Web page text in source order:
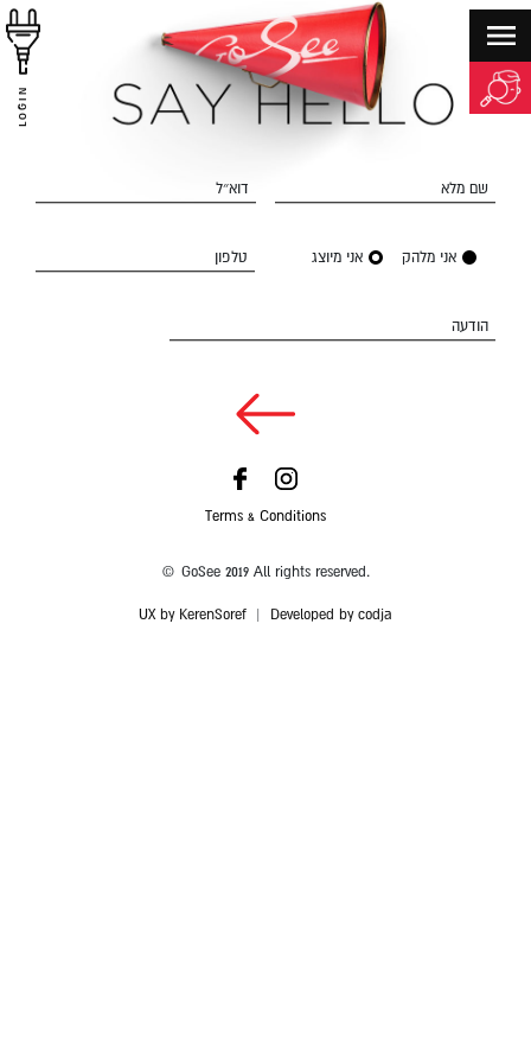
LOGIN
שם מלא דוא״ל
אני מלהק אני מיוצג טלפון
הודעה
Terms & Conditions
© GoSee 2019 All rights reserved.
UX by KerenSoref Developed by codja